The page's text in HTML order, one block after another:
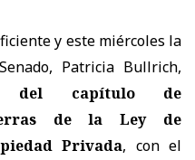
y este miércoles la
Patricia Bullrich,
del capítulo de
de la Ley de
Privada, con el